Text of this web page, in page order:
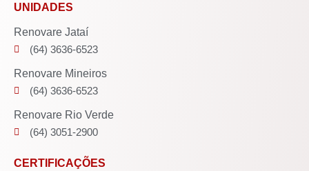
UNIDADES
Renovare Jataí
(64) 3636-6523
Renovare Mineiros
(64) 3636-6523
Renovare Rio Verde
(64) 3051-2900
CERTIFICAÇÕES